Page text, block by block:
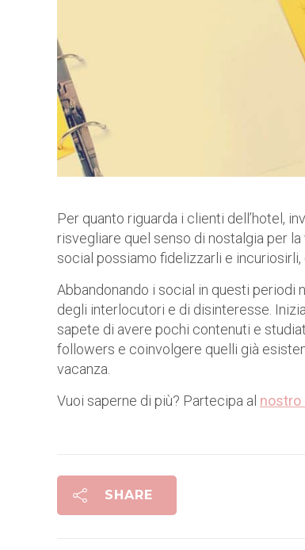
Per quanto riguarda i clienti dell’hotel,
risvegliare quel senso di nostalgia per
social possiamo fidelizzarli e
Abbandonando i social in questi periodi
degli interlocutori e di disinteresse.
sapete di avere pochi contenuti e
followers e coinvolgere quelli già
vacanza.
Vuoi saperne di più? Partecipa al nostro
SHARE